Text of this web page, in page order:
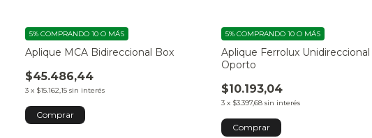
Aplique MCA Bidireccional Box
$45.486,44
3 x $15.162,15 sin interés
5% COMPRANDO 10 O MÁS
Aplique Ferrolux Unidireccional
Oporto
$10.193,04
3 x $3.397,68 sin interés
5% COMPRANDO 10 O MÁS
Comprar